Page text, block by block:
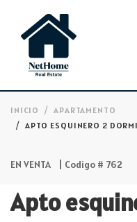
INICIO
APARTAMENTO
APTO ESQUINERO 2
EN VENTA | Codigo # 762